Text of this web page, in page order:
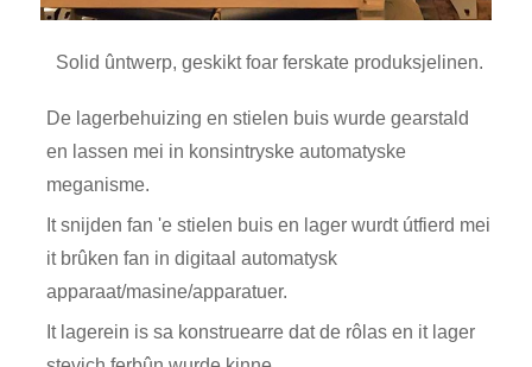
Solid ûntwerp, geskikt foar ferskate produksjelinen.
De lagerbehuizing en stielen buis wurde gearstald
en lassen mei in konsintryske automatyske
meganisme.
It snijden fan 'e stielen buis en lager wurdt útfierd mei
it brûken fan in digitaal automatysk
apparaat/masine/apparatuer.
It lagerein is sa konstruearre dat de rôlas en it lager